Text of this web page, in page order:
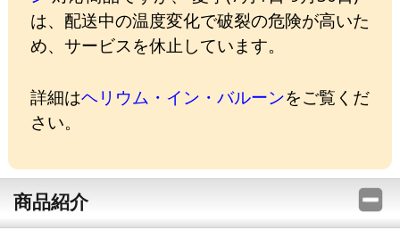
は、配送中の温度変化で破裂の危険が高いた
め、サービスを休止しています。
詳細はヘリウム・イン・バルーンをご覧くだ
さい。
商品紹介